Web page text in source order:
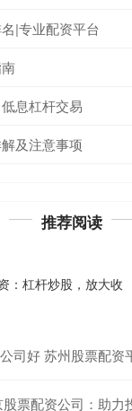
|专业配资平台
息杠杆交易
及注意事项
推荐阅读
：杠杆炒股，放大收
司好 苏州股票配资
票配资公司：助力投